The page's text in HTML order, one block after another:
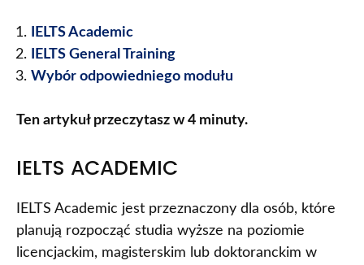
IELTS Academic
IELTS General Training
Wybór odpowiedniego modułu
Ten artykuł przeczytasz w 4 minuty.
IELTS ACADEMIC
IELTS Academic jest przeznaczony dla osób, które
planują rozpocząć studia wyższe na poziomie
licencjackim, magisterskim lub doktoranckim w